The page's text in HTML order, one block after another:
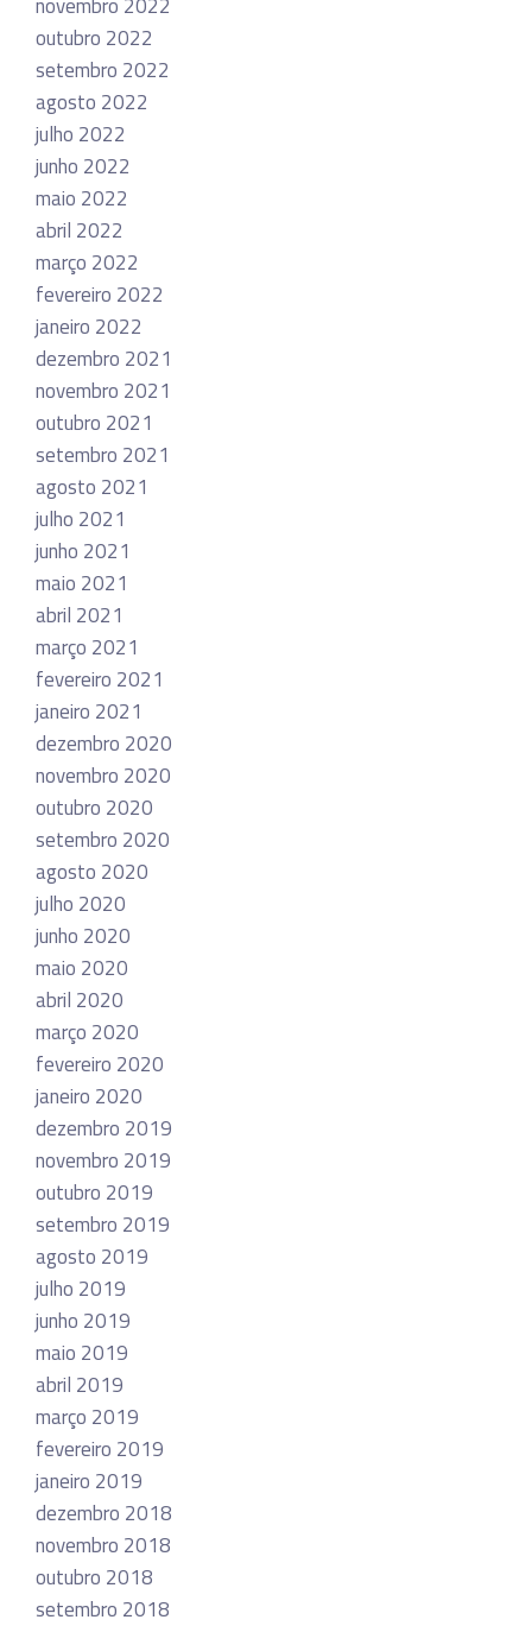
outubro 2022
setembro 2022
agosto 2022
julho 2022
junho 2022
maio 2022
abril 2022
março 2022
fevereiro 2022
janeiro 2022
dezembro 2021
novembro 2021
outubro 2021
setembro 2021
agosto 2021
julho 2021
junho 2021
maio 2021
abril 2021
março 2021
fevereiro 2021
janeiro 2021
dezembro 2020
novembro 2020
outubro 2020
setembro 2020
agosto 2020
julho 2020
junho 2020
maio 2020
abril 2020
março 2020
fevereiro 2020
janeiro 2020
dezembro 2019
novembro 2019
outubro 2019
setembro 2019
agosto 2019
julho 2019
junho 2019
maio 2019
abril 2019
março 2019
fevereiro 2019
janeiro 2019
dezembro 2018
novembro 2018
outubro 2018
setembro 2018